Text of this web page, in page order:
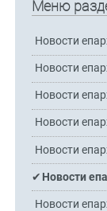
Меню
Новости
Новости
Новости
Новости
Новости
Новости
Новости